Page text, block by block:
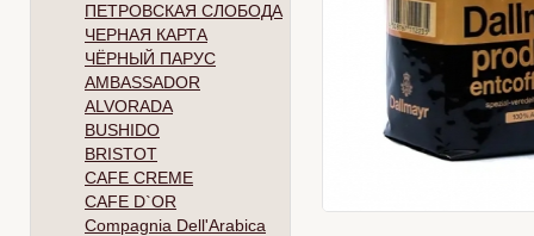
ПЕТРОВСКАЯ СЛОБОДА
ЧЕРНАЯ КАРТА
ЧЁРНЫЙ ПАРУС
AMBASSADOR
ALVORADA
BUSHIDO
BRISTOT
CAFE CREME
CAFE D`OR
Compagnia Dell'Arabica